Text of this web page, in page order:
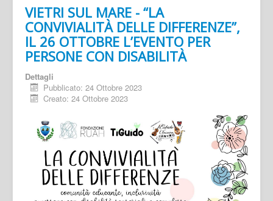
VIETRI SUL MARE - “LA
CONVIVIALITÀ DELLE DIFFERENZE”,
IL 26 OTTOBRE L’EVENTO PER
PERSONE CON DISABILITÀ
Dettagli
Pubblicato: 24 Ottobre 2023
Creato: 24 Ottobre 2023